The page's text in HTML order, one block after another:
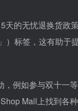
的无忧退换货政
）标签，这有助于
例如参与双十一
Mall上找到各